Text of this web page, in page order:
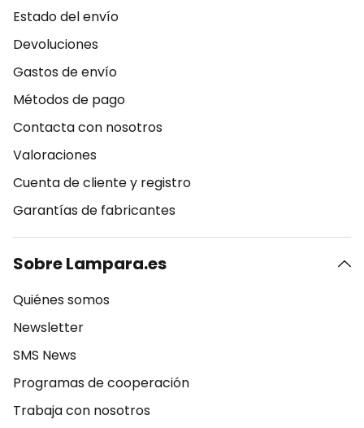
Estado del envío
Devoluciones
Gastos de envío
Métodos de pago
Contacta con nosotros
Valoraciones
Cuenta de cliente y registro
Garantías de fabricantes
Sobre Lampara.es
Quiénes somos
Newsletter
SMS News
Programas de cooperación
Trabaja con nosotros